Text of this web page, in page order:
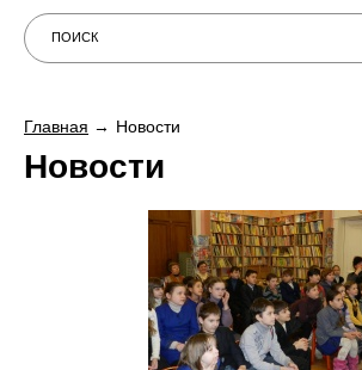
Главная Новости
Новости